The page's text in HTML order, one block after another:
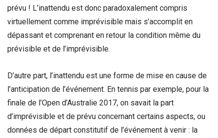
prévu ! L’inattendu est donc paradoxalement compris
virtuellement comme imprévisible mais s’accomplit en
dépassant et comprenant en retour la condition même du
prévisible et de l’imprévisible.
D’autre part, l’inattendu est une forme de mise en cause de
l’anticipation de l’événement. En tennis par exemple, pour la
finale de l’Open d’Australie 2017, on savait la part
d’imprévisible et de prévu concernant certains aspects, ou
données de départ constitutif de l’événement à venir : la